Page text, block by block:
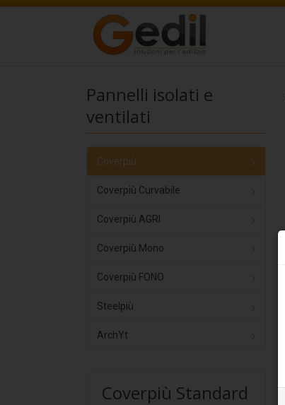
Pannelli isolati e
ventilati
Coverpiù
Coverpiù Curvabile
Coverpiù AGRI
Coverpiù Mono
Coverpiù FONO
Steelpiù
ArchYt
Coverpiù Standard